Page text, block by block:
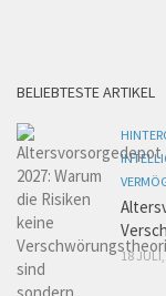
BELIEBTESTE ARTIKEL
18